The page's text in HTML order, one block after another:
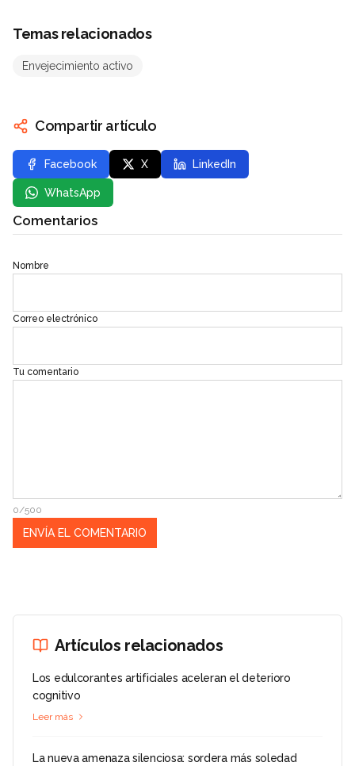
Temas relacionados
Envejecimiento activo
Compartir artículo
Facebook X LinkedIn
WhatsApp
Comentarios
Nombre
Correo electrónico
Tu comentario
0/500
Artículos relacionados
Los edulcorantes artificiales aceleran el deterioro
cognitivo
Leer más
La nueva amenaza silenciosa: sordera más soledad